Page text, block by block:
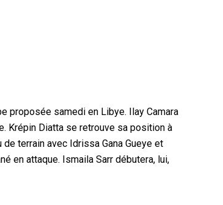
proposée samedi en Libye. Ilay Camara
Krépin Diatta se retrouve sa position à
terrain avec Idrissa Gana Gueye et
en attaque. Ismaila Sarr débutera, lui,